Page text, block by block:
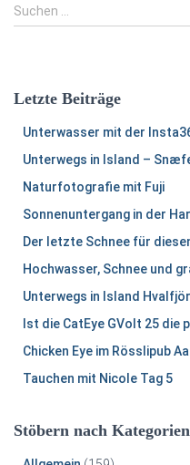
S
u
n
Suchen …
Letzte Beiträge
Unterwasser mit der
Unterwegs in Island –
Naturfotografie mit Fuji
Sonnenuntergang in der
Der letzte Schnee für
Hochwasser, Schnee und
Unterwegs in Island
Ist die CatEye GVolt 25
Chicken Eye im Rösslipub
Tauchen mit Nicole Tag 5
Stöbern nach Kategorien